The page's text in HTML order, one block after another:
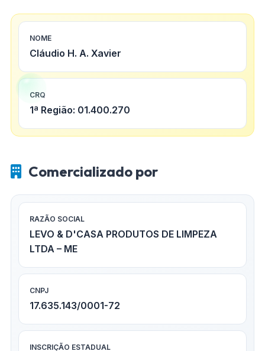
NOME
Cláudio H. A. Xavier
CRQ
1ª Região: 01.400.270
Comercializado por
RAZÃO SOCIAL
LEVO & D'CASA PRODUTOS DE LIMPEZA
LTDA – ME
CNPJ
17.635.143/0001-72
INSCRIÇÃO ESTADUAL